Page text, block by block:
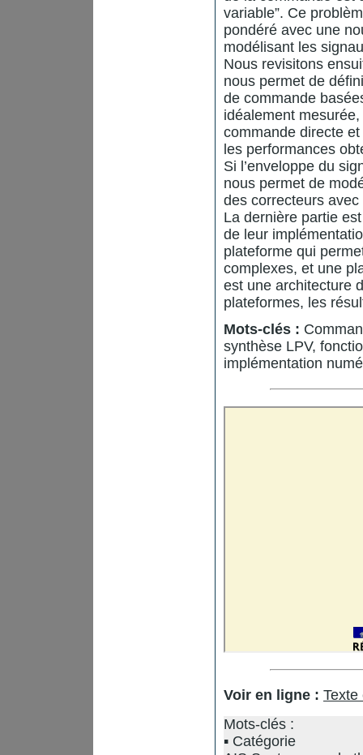
variable”. Ce
pondéré avec une
modélisant les
Nous revisitons
nous permet de
de commande
idéalement
commande directe
les performances
Si l’enveloppe du
nous permet de
des correcteurs
La dernière partie
de leur
plateforme qui
complexes, et une
est une architecture
plateformes, les
Mots-clés :
synthèse LPV,
implémentation
Voir en ligne : Texte
Mots-clés :
Catégorie